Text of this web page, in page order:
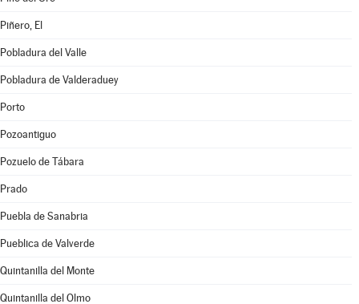
Piñero, El
Pobladura del Valle
Pobladura de Valderaduey
Porto
Pozoantiguo
Pozuelo de Tábara
Prado
Puebla de Sanabria
Pueblica de Valverde
Quintanilla del Monte
Quintanilla del Olmo